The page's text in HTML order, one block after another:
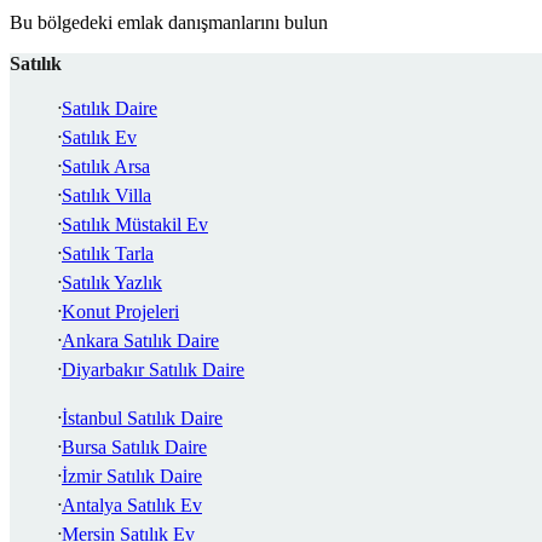
Bu bölgedeki emlak danışmanlarını bulun
Satılık
Satılık Daire
Satılık Ev
Satılık Arsa
Satılık Villa
Satılık Müstakil Ev
Satılık Tarla
Satılık Yazlık
Konut Projeleri
Ankara Satılık Daire
Diyarbakır Satılık Daire
İstanbul Satılık Daire
Bursa Satılık Daire
İzmir Satılık Daire
Antalya Satılık Ev
Mersin Satılık Ev